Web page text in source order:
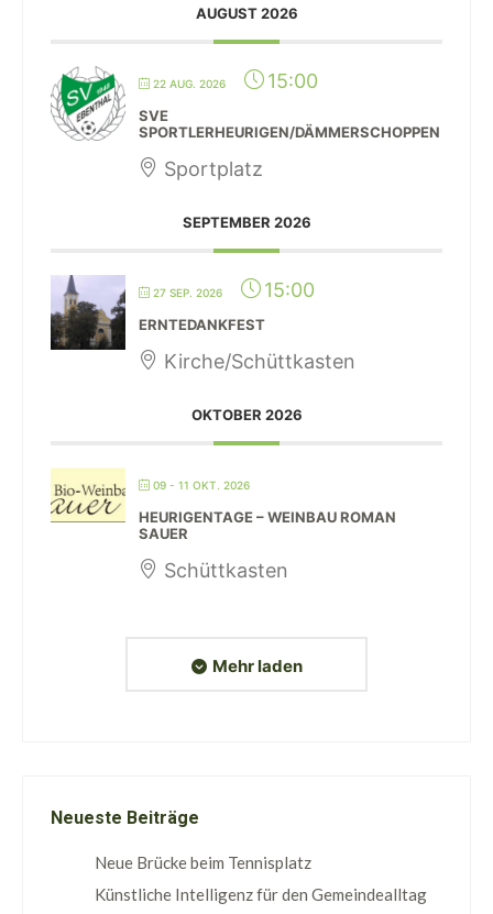
AUGUST 2026
22 AUG. 2026 15:00
SVE
SPORTLERHEURIGEN/DÄMMERSCHOPPEN
Sportplatz
SEPTEMBER 2026
27 SEP. 2026 15:00
ERNTEDANKFEST
Kirche/Schüttkasten
OKTOBER 2026
09 - 11 OKT. 2026
HEURIGENTAGE – WEINBAU ROMAN
SAUER
Schüttkasten
Mehr laden
Neueste Beiträge
Neue Brücke beim Tennisplatz
Künstliche Intelligenz für den Gemeindealltag